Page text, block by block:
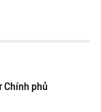
Chính phủ